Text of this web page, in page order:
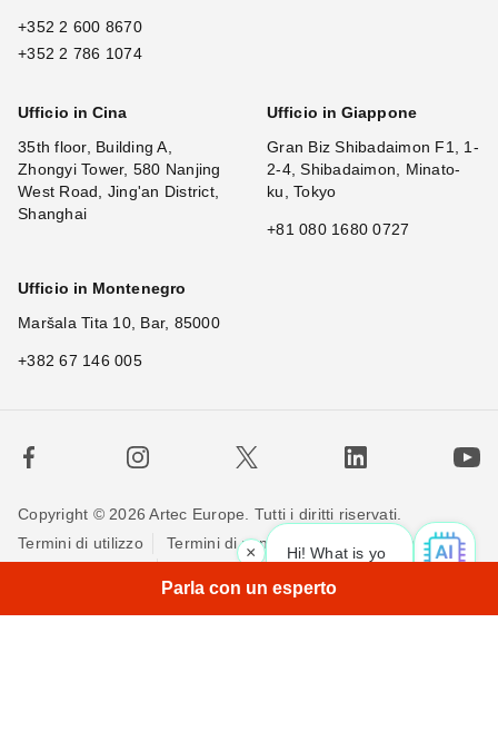
Hi! What is your request? 👀
+352 2 600 8670
+352 2 786 1074
Ufficio in Cina
35th floor, Building A,
Zhongyi Tower, 580 Nanjing
West Road, Jing'an District,
Shanghai
Ufficio in Giappone
Gran Biz Shibadaimon F1, 1-
2-4, Shibadaimon, Minato-
ku, Tokyo
+81 080 1680 0727
Ufficio in Montenegro
Maršala Tita 10, Bar, 85000
+382 67 146 005
Copyright © 2026 Artec Europe. Tutti i diritti riservati.
Termini di utilizzo
Termini di vendita
Privacy Policy
Parla con un esperto